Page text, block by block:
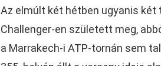
Az elmúlt két hétben ugyanis két
Challenger-en született meg,
a Marrakech-i ATP-tornán sem